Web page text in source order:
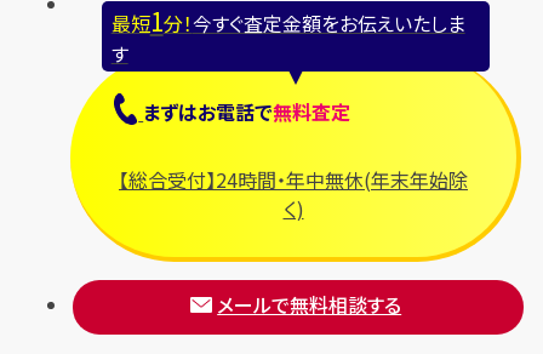
最短1分！今すぐ査定金額をお伝えいたしま
す
まずはお電話で無料査定
【総合受付】24時間・年中無休(年末年始除
く)
メールで無料相談する